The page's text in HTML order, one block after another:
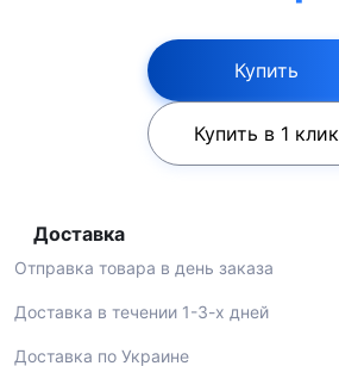
Купить
Купить в 1 клик
Доставка
Отправка товара в день заказа
Доставка в течении 1-3-х дней
Доставка по Украине